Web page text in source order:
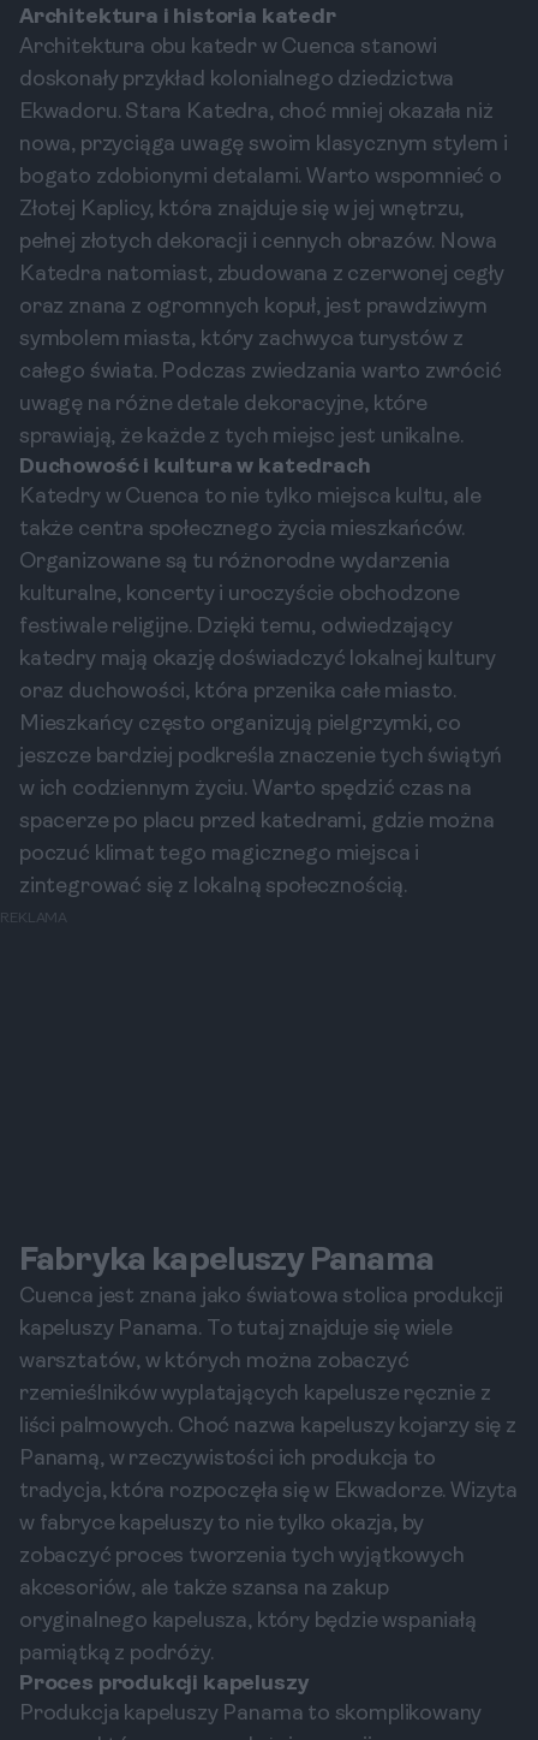
Architektura i historia katedr
Architektura obu katedr w Cuenca stanowi
doskonały przykład kolonialnego dziedzictwa
Ekwadoru. Stara Katedra, choć mniej okazała niż
nowa, przyciąga uwagę swoim klasycznym stylem i
bogato zdobionymi detalami. Warto wspomnieć o
Złotej Kaplicy, która znajduje się w jej wnętrzu,
pełnej złotych dekoracji i cennych obrazów. Nowa
Katedra natomiast, zbudowana z czerwonej cegły
oraz znana z ogromnych kopuł, jest prawdziwym
symbolem miasta, który zachwyca turystów z
całego świata. Podczas zwiedzania warto zwrócić
uwagę na różne detale dekoracyjne, które
sprawiają, że każde z tych miejsc jest unikalne.
Duchowość i kultura w katedrach
Katedry w Cuenca to nie tylko miejsca kultu, ale
także centra społecznego życia mieszkańców.
Organizowane są tu różnorodne wydarzenia
kulturalne, koncerty i uroczyście obchodzone
festiwale religijne. Dzięki temu, odwiedzający
katedry mają okazję doświadczyć lokalnej kultury
oraz duchowości, która przenika całe miasto.
Mieszkańcy często organizują pielgrzymki, co
jeszcze bardziej podkreśla znaczenie tych świątyń
w ich codziennym życiu. Warto spędzić czas na
spacerze po placu przed katedrami, gdzie można
poczuć klimat tego magicznego miejsca i
zintegrować się z lokalną społecznością.
REKLAMA
Fabryka kapeluszy Panama
Cuenca jest znana jako światowa stolica produkcji
kapeluszy Panama. To tutaj znajduje się wiele
warsztatów, w których można zobaczyć
rzemieślników wyplatających kapelusze ręcznie z
liści palmowych. Choć nazwa kapeluszy kojarzy się z
Panamą, w rzeczywistości ich produkcja to
tradycja, która rozpoczęła się w Ekwadorze. Wizyta
w fabryce kapeluszy to nie tylko okazja, by
zobaczyć proces tworzenia tych wyjątkowych
akcesoriów, ale także szansa na zakup
oryginalnego kapelusza, który będzie wspaniałą
pamiątką z podróży.
Proces produkcji kapeluszy
Produkcja kapeluszy Panama to skomplikowany